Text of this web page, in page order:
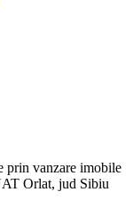
prin vanzare imobile
Orlat, jud Sibiu